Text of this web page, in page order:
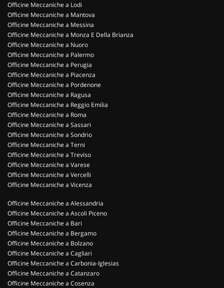
Officine Meccaniche a Lodi
Officine Meccaniche a Mantova
Officine Meccaniche a Messina
Officine Meccaniche a Monza E Della Brianza
Officine Meccaniche a Nuoro
Officine Meccaniche a Palermo
Officine Meccaniche a Perugia
Officine Meccaniche a Piacenza
Officine Meccaniche a Pordenone
Officine Meccaniche a Ragusa
Officine Meccaniche a Reggio Emilia
Officine Meccaniche a Roma
Officine Meccaniche a Sassari
Officine Meccaniche a Sondrio
Officine Meccaniche a Terni
Officine Meccaniche a Treviso
Officine Meccaniche a Varese
Officine Meccaniche a Vercelli
Officine Meccaniche a Vicenza
Officine Meccaniche a Alessandria
Officine Meccaniche a Ascoli Piceno
Officine Meccaniche a Bari
Officine Meccaniche a Bergamo
Officine Meccaniche a Bolzano
Officine Meccaniche a Cagliari
Officine Meccaniche a Carbonia-Iglesias
Officine Meccaniche a Catanzaro
Officine Meccaniche a Cosenza